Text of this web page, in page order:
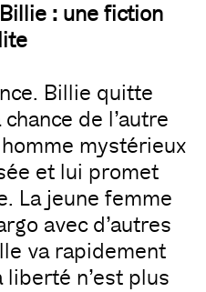
: une fiction
Billie quitte
de l’autre
homme mystérieux
et lui promet
La jeune femme
avec d’autres
va rapidement
liberté n’est plus